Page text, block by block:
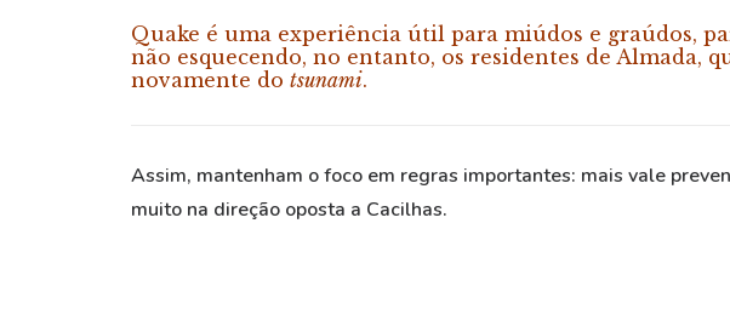
Quake é uma experiência útil para miúdos e graúdos,
não esquecendo, no entanto, os residentes de Almada,
novamente do tsunami.
Assim, mantenham o foco em regras importantes: mais vale
muito na direção oposta a Cacilhas.